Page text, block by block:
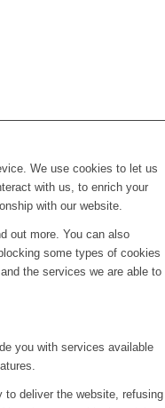
We use cookies to let us
with us, to enrich your
with our website.
out more. You can also
some types of cookies
the services we are able to
you with services available
deliver the website, refusing